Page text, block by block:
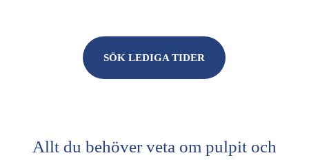
SÖK LEDIGA TIDER
Allt du behöver veta om pulpit och